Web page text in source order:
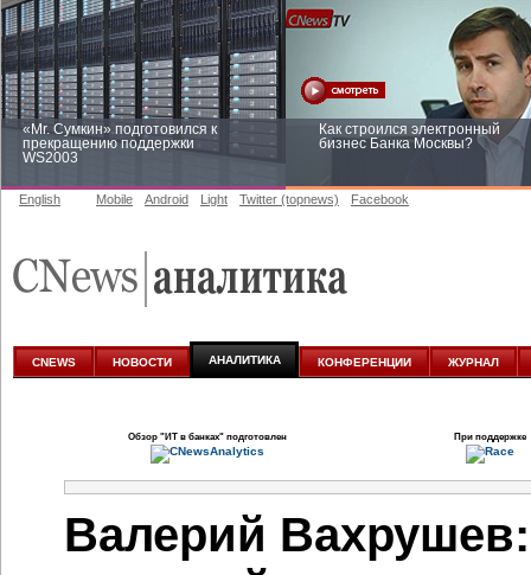
«Mr. Сумкин» подготовился к
прекращению поддержки
WS2003
Как строился электронный
бизнес Банка Москвы?
аналитике
English Mobile Android Light Twitter (topnews) Facebook
CNEWS НОВОСТИ АНАЛИТИКА КОНФЕРЕНЦИИ ЖУРНАЛ
Обзор "ИТ в банках"подготовлен При поддержке
Валерий